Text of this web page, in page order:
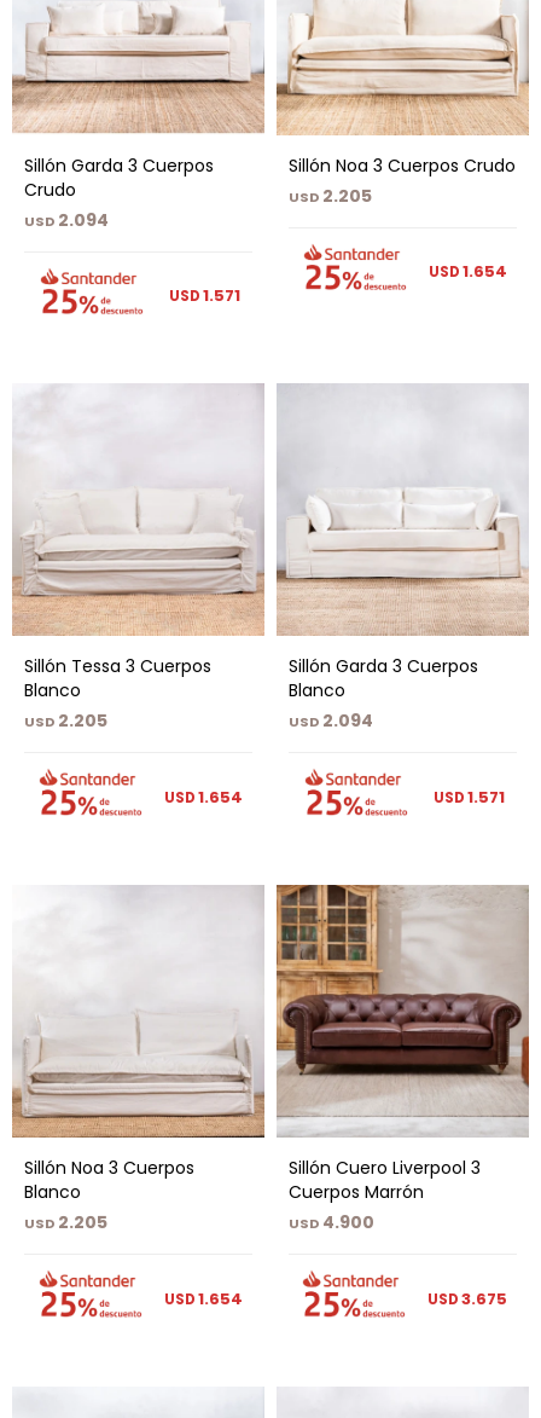
Sillón Garda 3 Cuerpos
Crudo
USD 2.094
USD1.571
Sillón Noa 3 Cuerpos Crudo
USD 2.205
USD1.654
Sillón Tessa 3 Cuerpos
Blanco
USD 2.205
USD1.654
Sillón Garda 3 Cuerpos
Blanco
USD 2.094
USD1.571
Sillón Noa 3 Cuerpos
Blanco
USD 2.205
USD1.654
Sillón Cuero Liverpool 3
Cuerpos Marrón
USD 4.900
USD3.675